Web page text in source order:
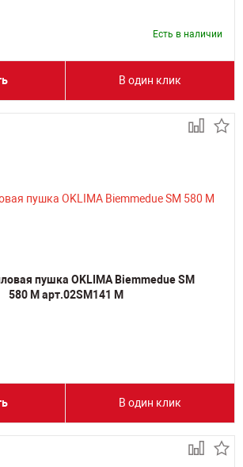
Есть в наличии
В один клик
пушка OKLIMA Biemmedue SM
580 M арт.02SM141 M
В один клик